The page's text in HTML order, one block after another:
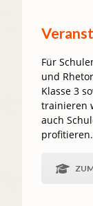
Für
und
Klasse 3
trainieren
auch
profitieren.